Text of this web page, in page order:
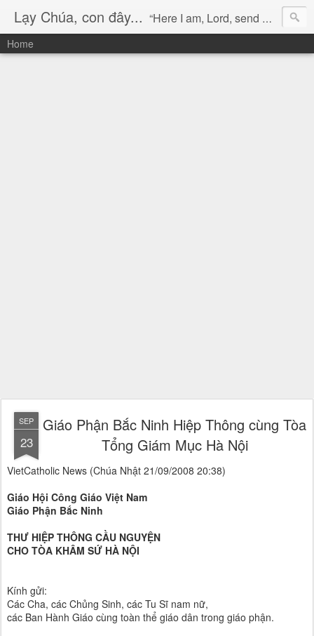
Lạy Chúa, con đây... “Here I am, Lord, send me!” (Isaiah 6:8)
Home
SEP
23
Giáo Phận Bắc Ninh Hiệp Thông cùng Tòa
Tổng Giám Mục Hà Nội
VietCatholic News (Chúa Nhật 21/09/2008 20:38)
Giáo Hội Công Giáo Việt Nam
Giáo Phận Bắc Ninh
THƯ HIỆP THÔNG CẦU NGUYỆN
CHO TÒA KHÂM SỨ HÀ NỘI
Kính gửi:
Các Cha, các Chủng Sinh, các Tu Sĩ nam nữ,
các Ban Hành Giáo cùng toàn thể giáo dân trong giáo phận.